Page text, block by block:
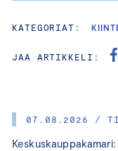
07.08.2026 /
KATEGORIAT:
JAA ARTIKKELI: